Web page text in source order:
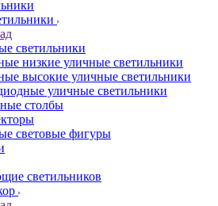
светильники
низкие уличные светильники
высокие уличные светильники
уличные светильники
столбы
световые фигуры
светильников